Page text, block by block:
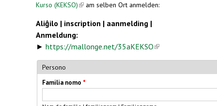
Kurso (KEKSO)(link is external)
am selben Ort anmelden:
Aliĝilo | inscription | aanmelding |
Anmeldung:
► https://mallonge.net/35aKEKSO(link is
external)
Persono
Familia nomo *